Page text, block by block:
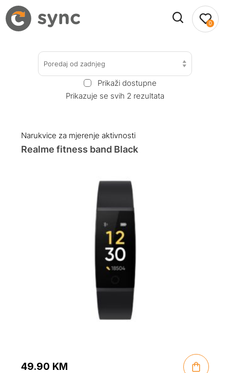
0
Poredaj od zadnjeg
Prikaži dostupne
Prikazuje se svih 2 rezultata
Narukvice za mjerenje aktivnosti
Realme fitness band Black
49.90 KM